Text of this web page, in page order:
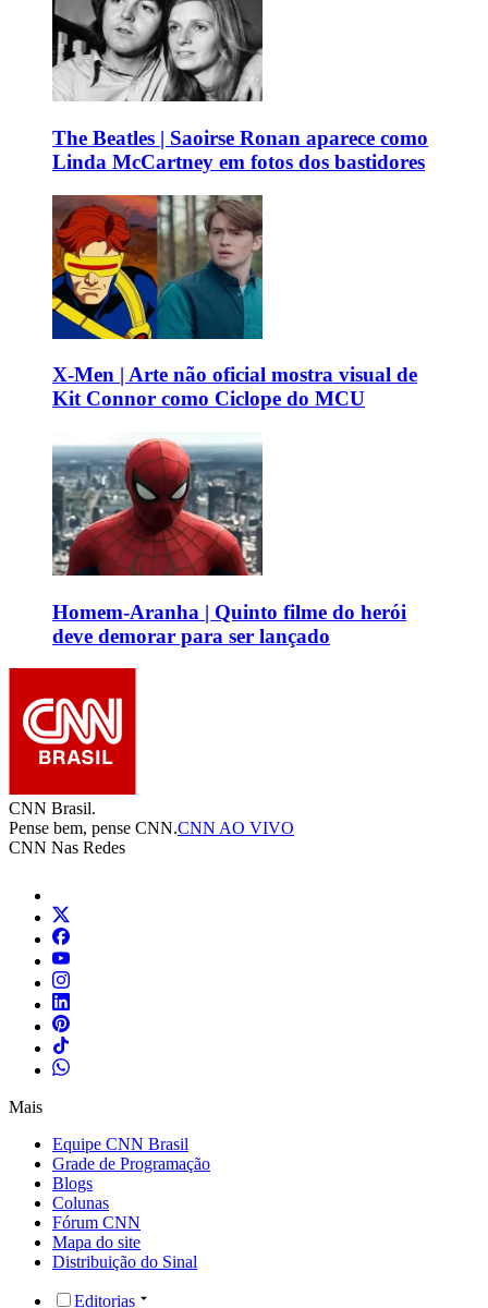
The Beatles | Saoirse Ronan aparece como
Linda McCartney em fotos dos bastidores
X-Men | Arte não oficial mostra visual de
Kit Connor como Ciclope do MCU
Homem-Aranha | Quinto filme do herói
deve demorar para ser lançado
CNN Brasil.
Pense bem, pense CNN.CNN AO VIVO
CNN Nas Redes
Mais
Equipe CNN Brasil
Grade de Programação
Blogs
Colunas
Fórum CNN
Mapa do site
Distribuição do Sinal
Editorias